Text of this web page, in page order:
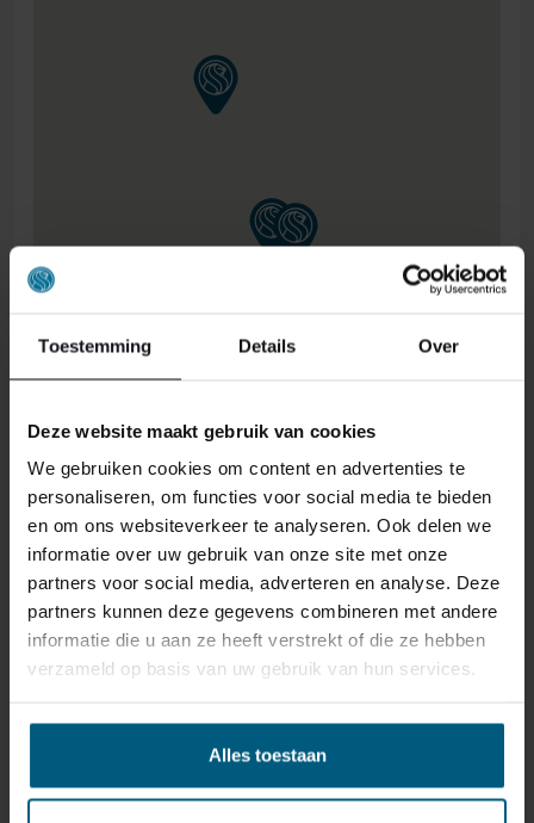
Toestemming Details Over
Deze website maakt gebruik van cookies
We gebruiken cookies om content en advertenties te
personaliseren, om functies voor social media te bieden
en om ons websiteverkeer te analyseren. Ook delen we
informatie over uw gebruik van onze site met onze
partners voor social media, adverteren en analyse. Deze
partners kunnen deze gegevens combineren met andere
informatie die u aan ze heeft verstrekt of die ze hebben
verzameld op basis van uw gebruik van hun services.
Alles toestaan
ONS RETOURBELEID
Individuell gestaltete Artikel wie Matratzen,
Lattenroste, Obermatratzen und Boxspring-
Sets fallen NICHT unter die
Rückgabebestimmungen und können von
uns nicht zurückgenommen werden.
Manchmal möchten Sie vielleicht eine Bestellung
zurückgeben. Vielleicht, weil Ihnen das Produkt nicht